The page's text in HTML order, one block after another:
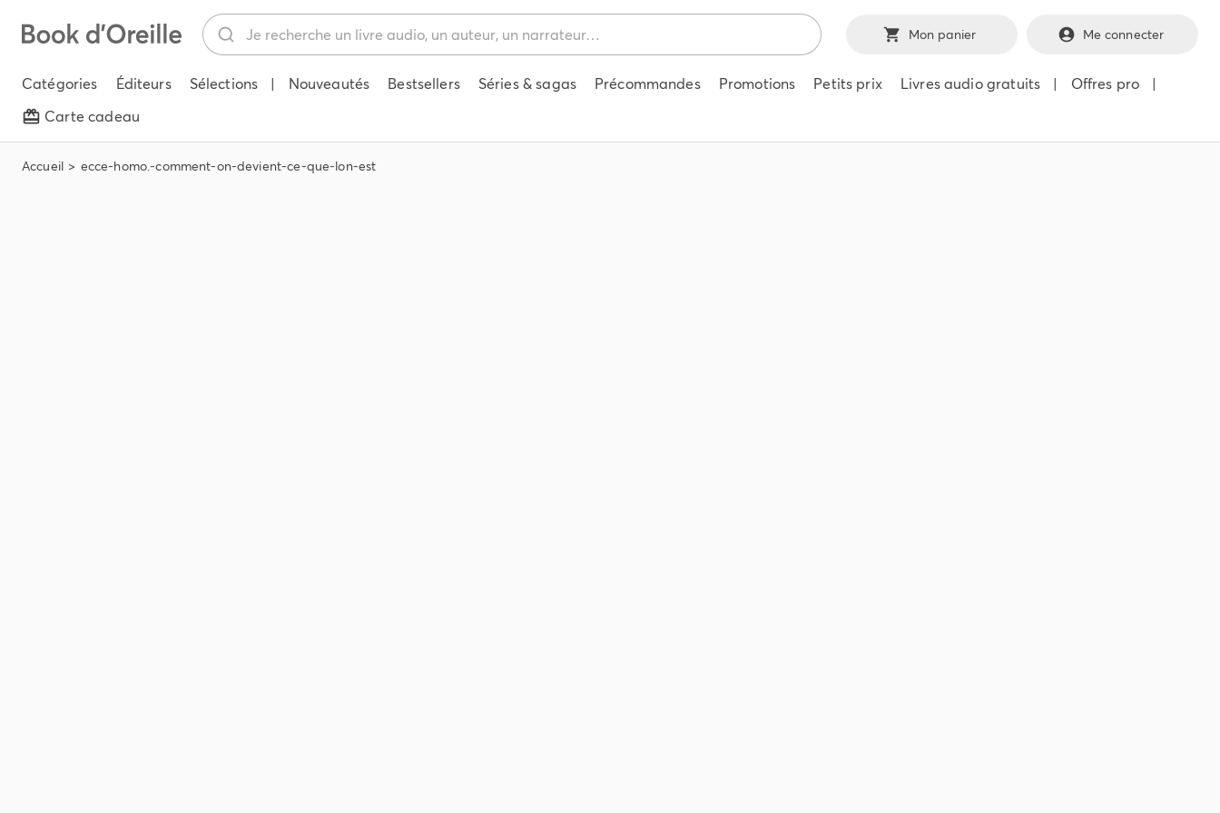
Mon panier Me connecter
Catégories Éditeurs Sélections | Nouveautés Bestsellers Séries & sagas Précommandes Promotions Petits prix Livres audio gratuits | Offres pro
|
Carte cadeau
Accueil ecce-homo.-comment-on-devient-ce-que-lon-est